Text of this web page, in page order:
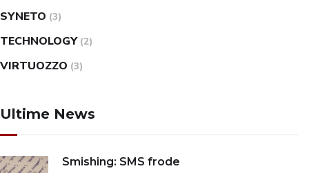
SYNETO (3)
TECHNOLOGY (2)
VIRTUOZZO (3)
Ultime News
Smishing: SMS frode